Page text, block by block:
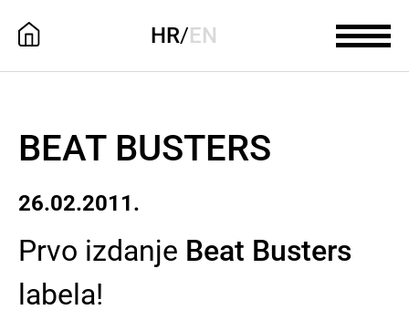
HR/EN
BEAT BUSTERS
26.02.2011.
Prvo izdanje Beat Busters
labela!